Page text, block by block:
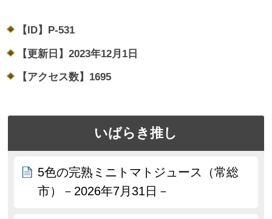
【ID】 P-531
【更新日】 2023年12月1日
【アクセス数】 1695
いばらき推し
5色の完熟ミニトマトジュース（常総
市）－2026年7月31日－